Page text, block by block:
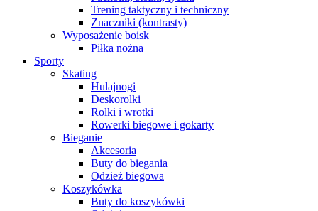
Trening taktyczny i techniczny
Znaczniki (kontrasty)
Wyposażenie boisk
Piłka nożna
Sporty
Skating
Hulajnogi
Deskorolki
Rolki i wrotki
Rowerki biegowe i gokarty
Bieganie
Akcesoria
Buty do biegania
Odzież biegowa
Koszykówka
Buty do koszykówki